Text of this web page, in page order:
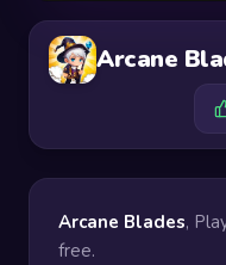
Arcane
Arcane Blades,
free.